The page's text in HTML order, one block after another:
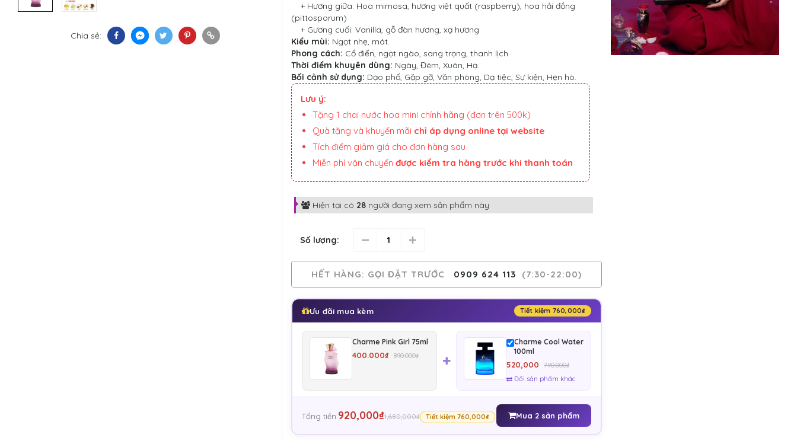
Chia sẻ:
+ Hương giữa: Hoa mimosa, hương việt quất (raspberry), hoa hải đồng
(pittosporum)
+ Gương cuối: Vanilla, gỗ đàn hương, xạ hương
Kiểu mùi: Ngọt nhẹ, mát.
Phong cách: Cổ điển, ngọt ngào, sang trọng, thanh lịch
Thời điểm khuyên dùng: Ngày, Đêm, Xuân, Hạ.
Bối cảnh sử dụng: Dạo phố, Gặp gỡ, Văn phòng, Dạ tiệc, Sự kiện, Hẹn hò.
Lưu ý:
Tặng 1 chai nước hoa mini chính hãng (đơn trên 500k)
Quà tặng và khuyến mãi chỉ áp dụng online tại website
Tích điểm giảm giá cho đơn hàng sau
Miễn phí vận chuyển được kiểm tra hàng trước khi thanh toán
Hiện tại có 28người đang xem sản phẩm này
Số lượng:
HẾT HÀNG: GỌI ĐẶT TRƯỚC 0909 624 113 (7:30-22:00)
Ưu đãi mua kèm Tiết kiệm 760,000₫
Charme Pink Girl 75ml
400.000₫ 890.000₫
Charme Cool Water
100ml
520,000
790.000₫
Đổi sản phẩm khác
Tổng tiền:920,000₫1,680,000₫ Tiết kiệm 760,000₫ Mua 2 sản phẩm